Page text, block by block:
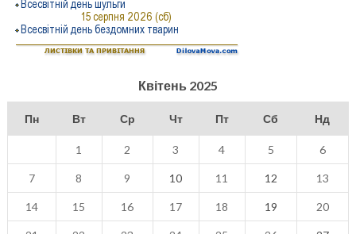
Квітень 2025
Пн Вт Ср Чт Пт Сб Нд
1 2 3 4 5 6
7 8 9 10 11 12 13
14 15 16 17 18 19 20